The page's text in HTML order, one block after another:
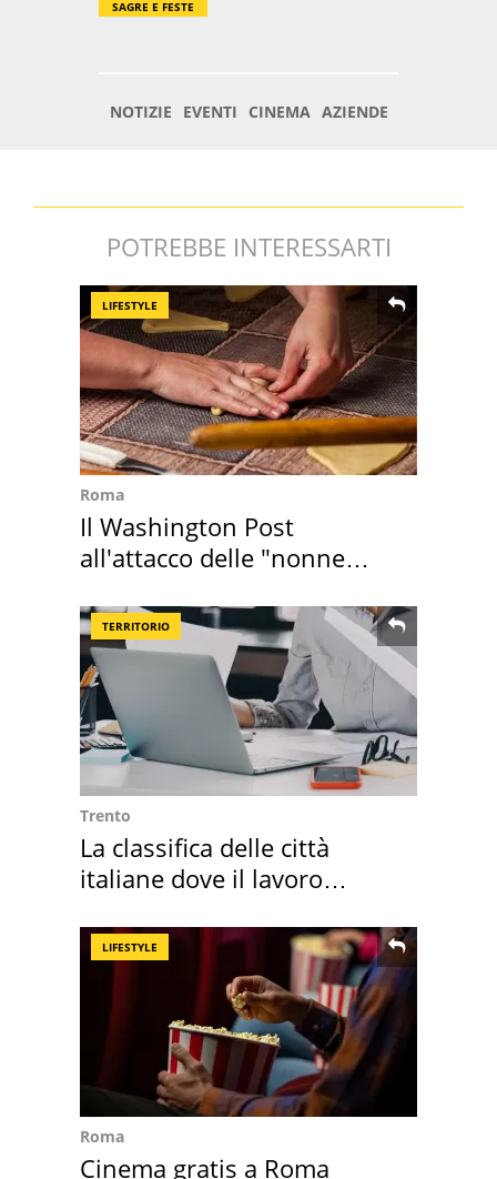
POTREBBE INTERESSARTI
LIFESTYLE
Roma
Il Washington Post
all'attacco delle "nonne
TERRITORIO
Trento
La classifica delle città
italiane dove il lavoro
LIFESTYLE
Roma
Cinema gratis a Roma